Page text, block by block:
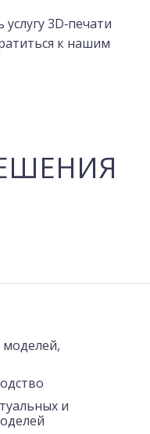
3D‑печати
к нашим
и